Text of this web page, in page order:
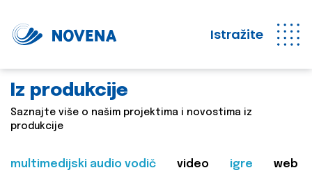
Istražite
Iz produkcije
Saznajte više o našim projektima i novostima iz
produkcije
multimedijski audio vodič video igre web